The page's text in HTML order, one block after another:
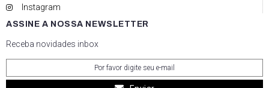
Instagram
ASSINE A NOSSA NEWSLETTER
Receba novidades inbox